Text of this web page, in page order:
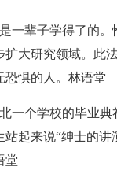
一辈子学得了的
扩大研究领域。此
恐惧的人。林语堂
一个学校的毕业
起来说“绅士的
堂